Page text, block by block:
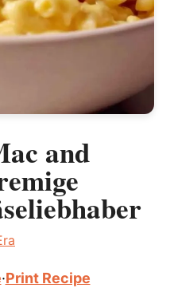
and
·Print Recipe